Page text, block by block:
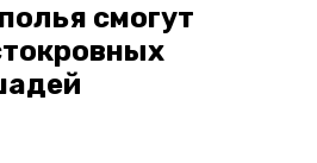
смогут